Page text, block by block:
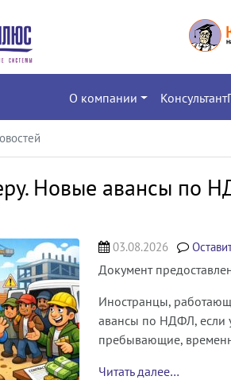
О компании
Новые авансы по
03.08.2026
Документ
Иностранцы,
авансы по НДФЛ, если
пребывающие,
Читать далее…